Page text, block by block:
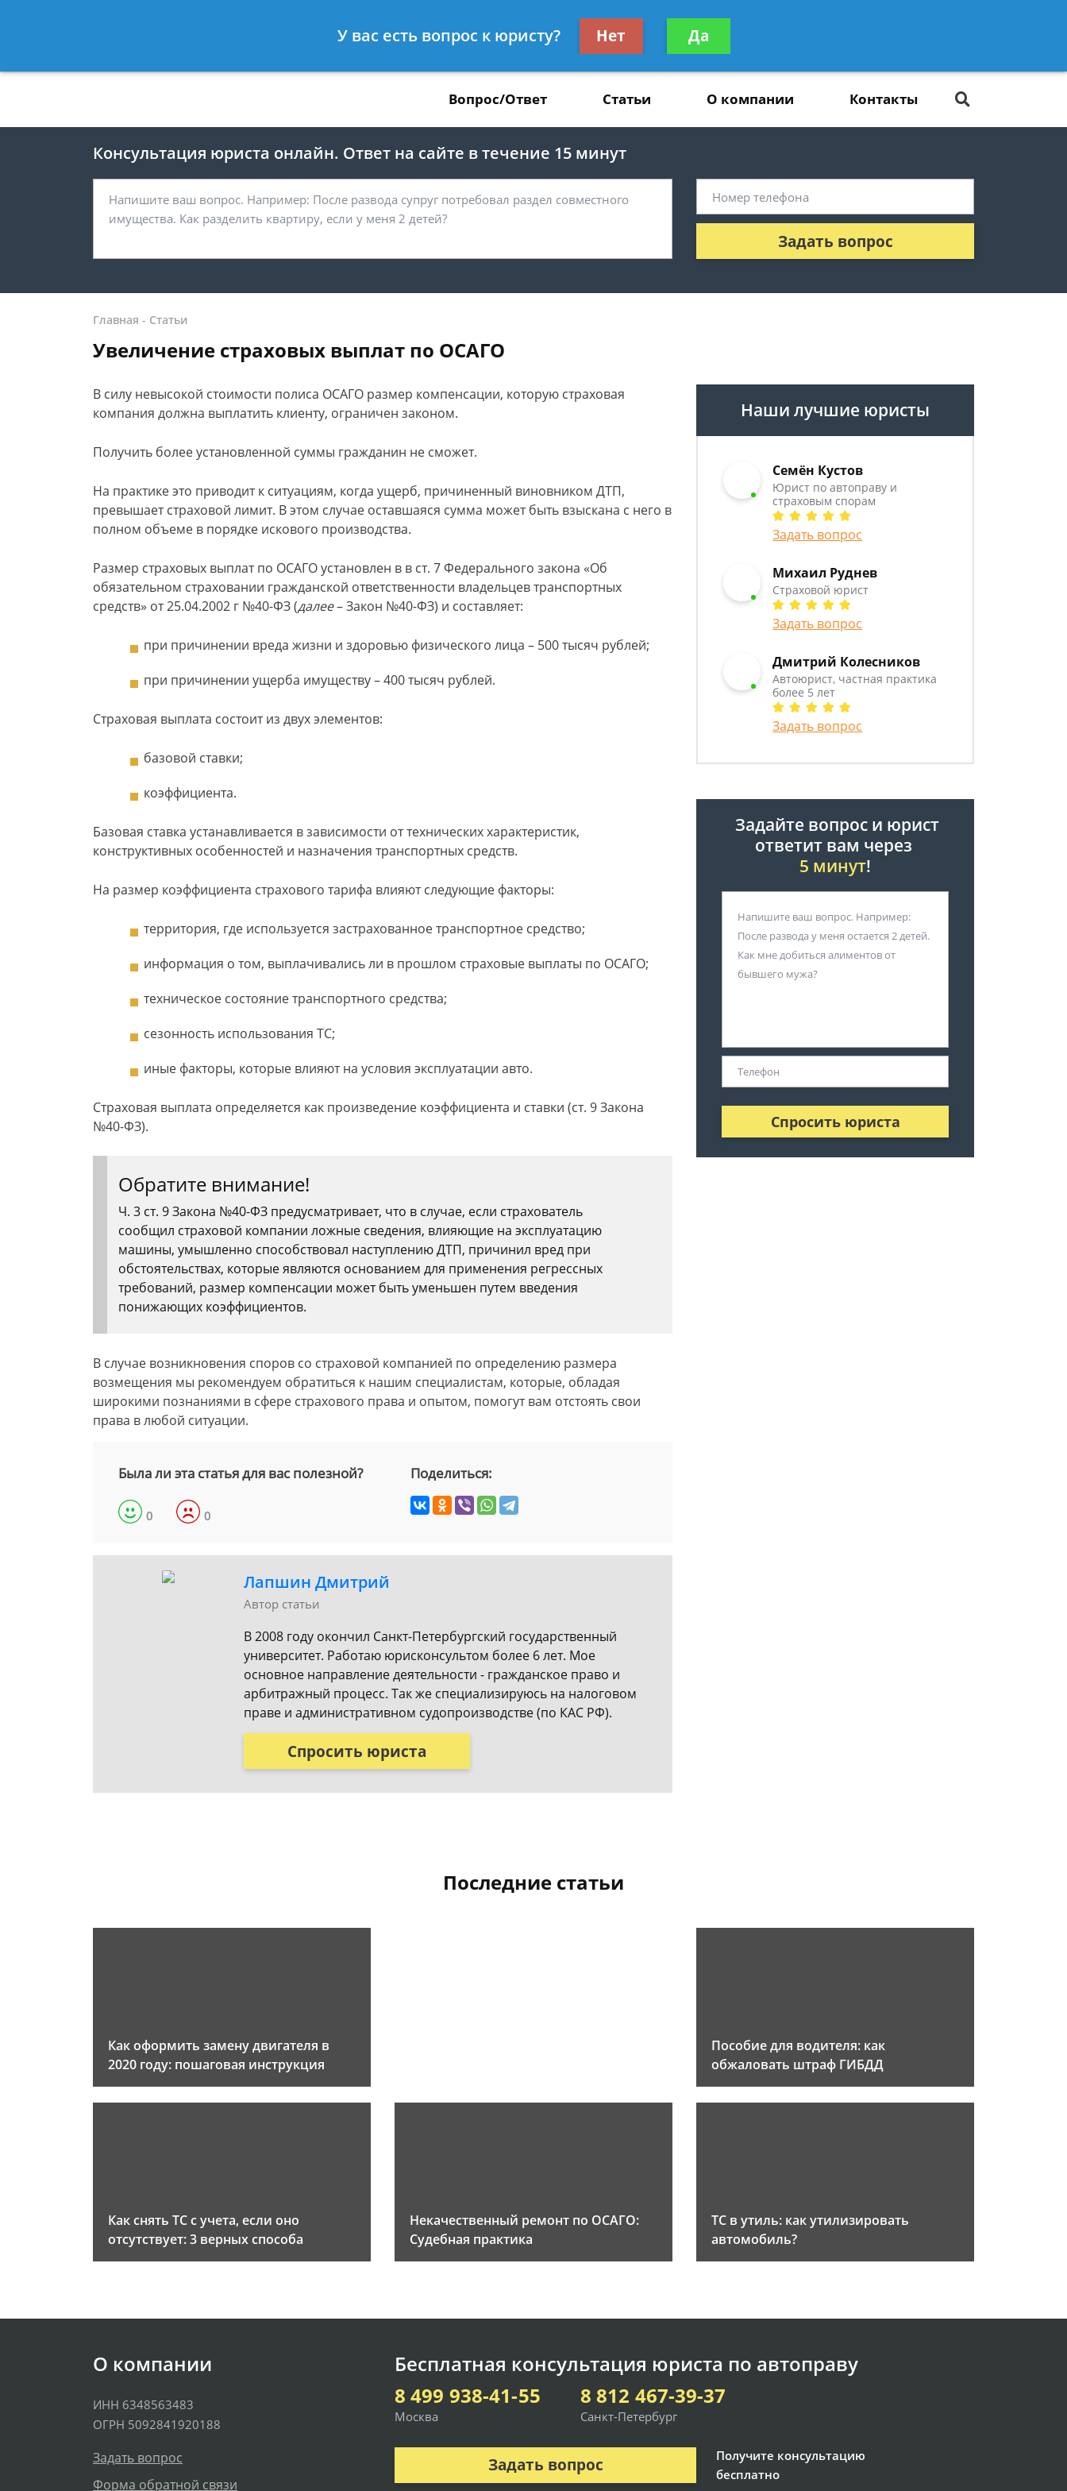
8 812 467-39-37
Получите консультацию
бесплатно
Вопрос/Ответ Статьи О компании Контакты
Консультация юриста онлайн. Ответ на сайте в течение 15 минут
Задать вопрос
Главная - Статьи
Увеличение страховых выплат по ОСАГО
В силу невысокой стоимости полиса ОСАГО размер компенсации, которую страховая
компания должна выплатить клиенту, ограничен законом.
Получить более установленной суммы гражданин не сможет.
На практике это приводит к ситуациям, когда ущерб, причиненный виновником ДТП,
превышает страховой лимит. В этом случае оставшаяся сумма может быть взыскана с него в
полном объеме в порядке искового производства.
Размер страховых выплат по ОСАГО установлен в в ст. 7 Федерального закона «Об
обязательном страховании гражданской ответственности владельцев транспортных
средств» от 25.04.2002 г №40-ФЗ (далее– Закон №40-ФЗ) и составляет:
при причинении вреда жизни и здоровью физического лица – 500 тысяч рублей;
при причинении ущерба имуществу – 400 тысяч рублей.
Страховая выплата состоит из двух элементов:
базовой ставки;
коэффициента.
Базовая ставка устанавливается в зависимости от технических характеристик,
конструктивных особенностей и назначения транспортных средств.
На размер коэффициента страхового тарифа влияют следующие факторы:
территория, где используется застрахованное транспортное средство;
информация о том, выплачивались ли в прошлом страховые выплаты по ОСАГО;
техническое состояние транспортного средства;
сезонность использования ТС;
иные факторы, которые влияют на условия эксплуатации авто.
Страховая выплата определяется как произведение коэффициента и ставки (ст. 9 Закона
№40-ФЗ).
Обратите внимание!
Ч. 3 ст. 9 Закона №40-ФЗ предусматривает, что в случае, если страхователь
сообщил страховой компании ложные сведения, влияющие на эксплуатацию
машины, умышленно способствовал наступлению ДТП, причинил вред при
обстоятельствах, которые являются основанием для применения регрессных
требований, размер компенсации может быть уменьшен путем введения
понижающих коэффициентов.
В случае возникновения споров со страховой компанией по определению размера
возмещения мы рекомендуем обратиться к нашим специалистам, которые, обладая
широкими познаниями в сфере страхового права и опытом, помогут вам отстоять свои
права в любой ситуации.
Была ли эта статья для вас полезной?
0 0
Поделиться:
Лапшин Дмитрий
Автор статьи
В 2008 году окончил Санкт-Петербургский государственный
университет. Работаю юрисконсультом более 6 лет. Мое
основное направление деятельности - гражданское право и
арбитражный процесс. Так же специализируюсь на налоговом
праве и административном судопроизводстве (по КАС РФ).
Спросить юриста
Наши лучшие юристы
Семён Кустов
Юрист по автоправу и
страховым спорам
Задать вопрос
Михаил Руднев
Страховой юрист
Задать вопрос
Дмитрий Колесников
Автоюрист, частная практика
более 5 лет
Задать вопрос
Задайте вопрос и юрист
ответит вам через
5 минут!
Спросить юриста
Последние статьи
Как оформить замену двигателя в
2020 году: пошаговая инструкция
Пособие для водителя: как
обжаловать штраф ГИБДД
Как снять ТС с учета, если оно
отсутствует: 3 верных способа
Некачественный ремонт по ОСАГО:
Судебная практика
ТС в утиль: как утилизировать
автомобиль?
О компании
ИНН 6348563483
ОГРН 5092841920188
Задать вопрос
Форма обратной связи
Бесплатная консультация юриста по автоправу
8 499 938-41-55
Москва
8 812 467-39-37
Санкт-Петербург
Задать вопрос
Получите консультацию
бесплатно
У вас есть вопрос к юристу? Нет Да